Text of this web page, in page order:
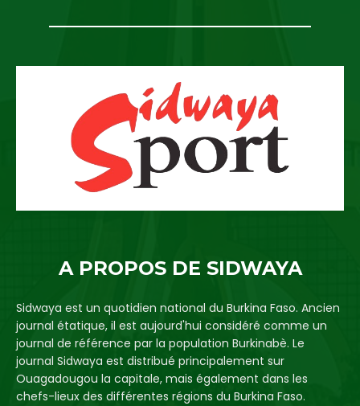
A PROPOS DE SIDWAYA
Sidwaya est un quotidien national du Burkina Faso. Ancien
journal étatique, il est aujourd'hui considéré comme un
journal de référence par la population Burkinabè. Le
journal Sidwaya est distribué principalement sur
Ouagadougou la capitale, mais également dans les
chefs-lieux des différentes régions du Burkina Faso.